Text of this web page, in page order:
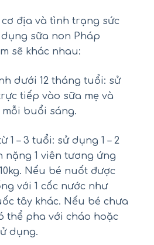
địa và tình trạng sức
sữa non Pháp
sẽ khác nhau:
dưới 12 tháng tuổi: sử
tiếp vào sữa mẹ và
buổi sáng.
1 – 3 tuổi: sử dụng 1 – 2
nặng 1 viên tương ứng
Nếu bé nuốt được
với 1 cốc nước như
tây khác. Nếu bé chưa
thể pha với cháo hoặc
dụng.